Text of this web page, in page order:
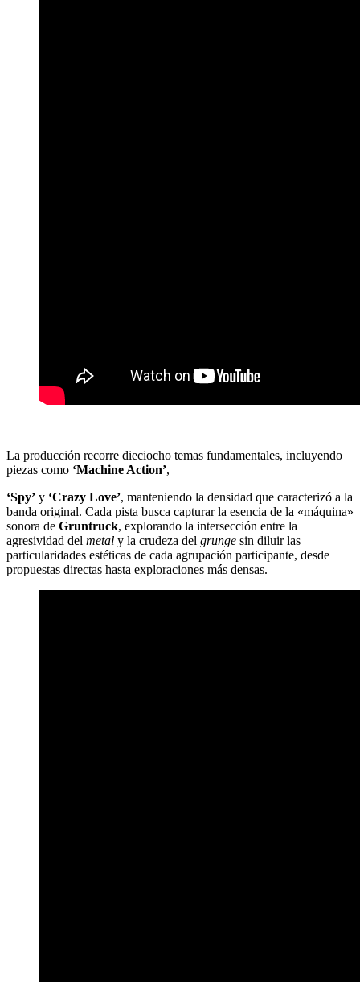
La producción recorre dieciocho temas fundamentales, incluyendo
piezas como ‘Machine Action’,
‘Spy’ y ‘Crazy Love’, manteniendo la densidad que caracterizó a la
banda original. Cada pista busca capturar la esencia de la «máquina»
sonora de Gruntruck, explorando la intersección entre la
agresividad del metal y la crudeza del grunge sin diluir las
particularidades estéticas de cada agrupación participante, desde
propuestas directas hasta exploraciones más densas.